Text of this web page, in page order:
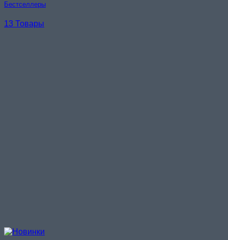
Бестселлеры
13 Товары